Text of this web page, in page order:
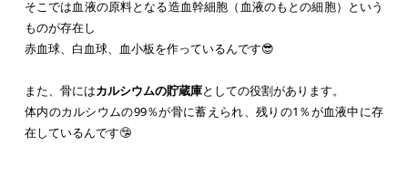
そこでは血液の原料となる造血幹細胞（血液のもとの細胞）という
ものが存在し
赤血球、白血球、血小板を作っているんです😎
また、骨にはカルシウムの貯蔵庫としての役割があります。
体内のカルシウムの99％が骨に蓄えられ、残りの1％が血液中に存
在しているんです🤥